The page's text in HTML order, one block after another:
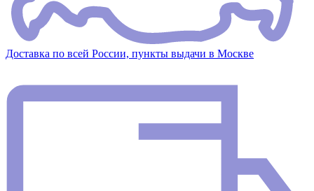
Доставка по всей России, пункты выдачи в Москве